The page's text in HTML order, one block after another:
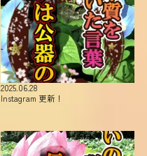
2025.06.28
Instagram 更新！